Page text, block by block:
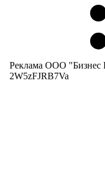
Реклама ООО "Бизнес
2W5zFJRB7Va